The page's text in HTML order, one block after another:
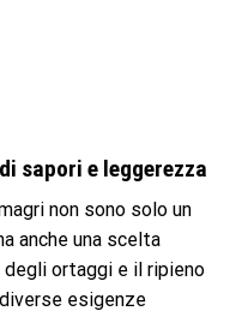
sapori e leggerezza
non sono solo un
anche una scelta
ortaggi e il ripieno
esigenze